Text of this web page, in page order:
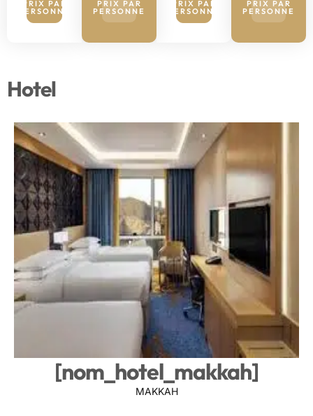
PRIX PAR
PERSONNE​
PRIX PAR
PERSONNE​
PRIX PAR
PERSONNE​
PRIX PAR
PERSONNE​
Hotel
[nom_hotel_makkah]
MAKKAH